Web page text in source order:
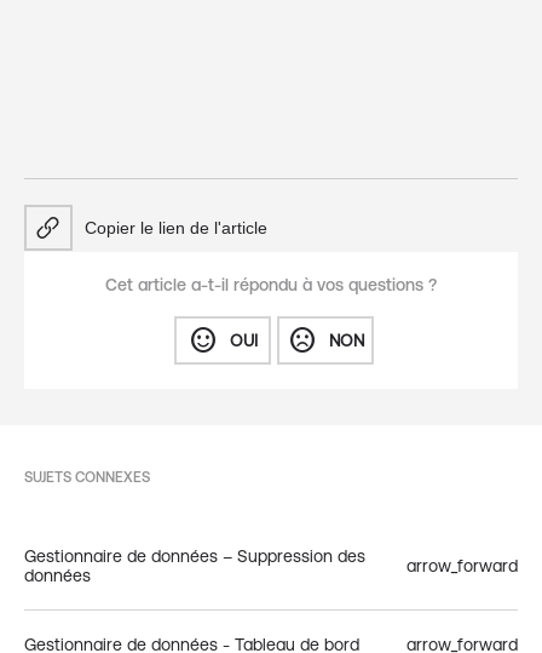
Copier le lien de l'article
Cet article a-t-il répondu à vos questions ?
sentiment_satisfied OUI sentiment_dissatisfied NON
SUJETS CONNEXES
Gestionnaire de données – Suppression des
données
arrow_forward
Gestionnaire de données - Tableau de bord arrow_forward